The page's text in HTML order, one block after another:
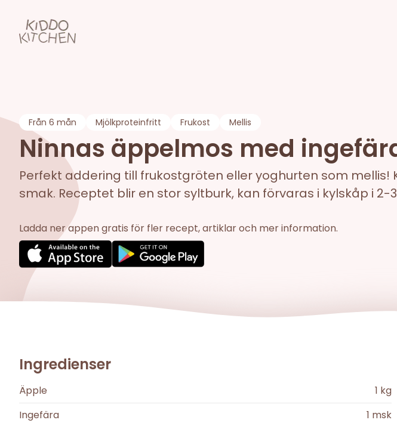
Från 6 mån Mjölkproteinfritt Frukost Mellis
Ninnas äppelmos med
Perfekt addering till frukostgröten eller yoghurten som
smak. Receptet blir en stor syltburk, kan förvaras i kylskåp i 2-
Ladda ner appen gratis för fler recept, artiklar och mer information.
Ingredienser
Äpple 1 kg
Ingefära
1 msk